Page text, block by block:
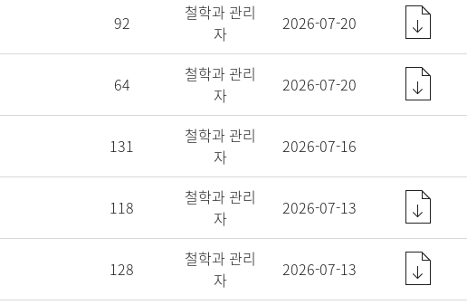
92
철학과 관리
자
2026-07-20
64
철학과 관리
자
2026-07-20
131
철학과 관리
자
2026-07-16
118
철학과 관리
자
2026-07-13
128
철학과 관리
자
2026-07-13